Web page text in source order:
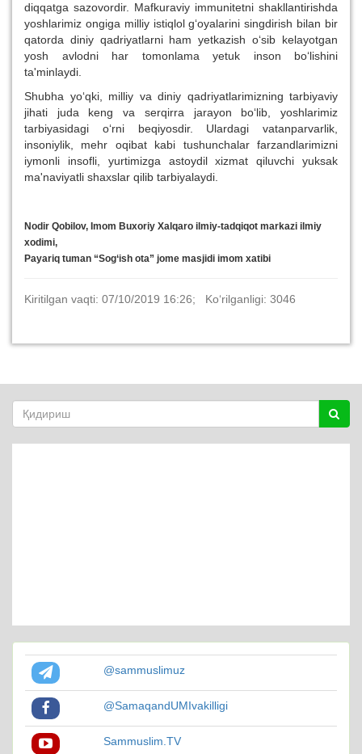
diqqatga sazovordir. Mafkuraviy immunitetni shakllantirishda
yoshlarimiz ongiga milliy istiqlol g‘oyalarini singdirish bilan bir
qatorda diniy qadriyatlarni ham yetkazish o‘sib kelayotgan
yosh avlodni har tomonlama yetuk inson bo‘lishini
ta'minlaydi.
Shubha yo‘qki, milliy va diniy qadriyatlarimizning tarbiyaviy
jihati juda keng va serqirra jarayon bo‘lib, yoshlarimiz
tarbiyasidagi o‘rni beqiyosdir. Ulardagi vatanparvarlik,
insoniylik, mehr oqibat kabi tushunchalar farzandlarimizni
iymonli insofli, yurtimizga astoydil xizmat qiluvchi yuksak
ma'naviyatli shaxslar qilib tarbiyalaydi.
Nodir Qobilov, Imom Buxoriy Xalqaro ilmiy-tadqiqot markazi ilmiy
xodimi,
Payariq tuman “Sog‘ish ota” jome masjidi imom xatibi
Kiritilgan vaqti: 07/10/2019 16:26; Ko‘rilganligi: 3046
@sammuslimuz
@SamaqandUMIvakilligi
Sammuslim.TV